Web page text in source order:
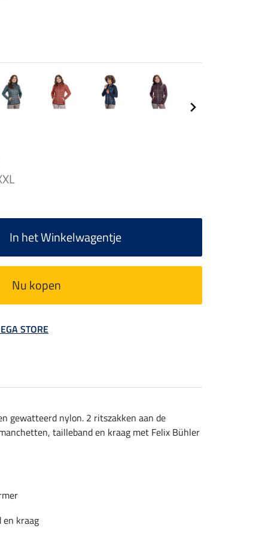
In het Winkelwagentje
Nu kopen
STORE
gewatteerd nylon. 2 ritszakken aan de
tailleband en kraag met Felix Bühler
kraag